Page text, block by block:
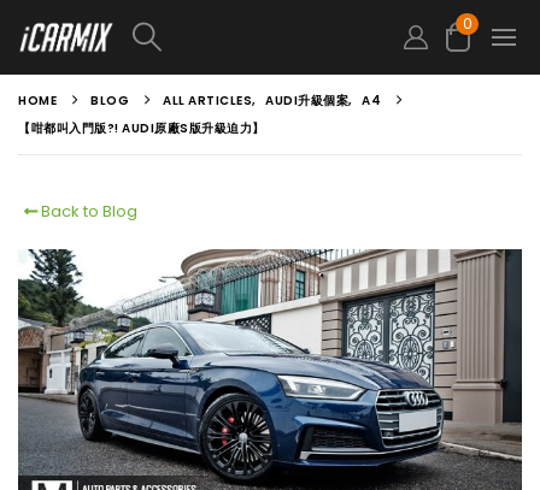
0
HOME BLOG ALL ARTICLES, AUDI升級個案, A4
【咁都叫入門版?! AUDI原廠S版升級迫力】
Back to Blog